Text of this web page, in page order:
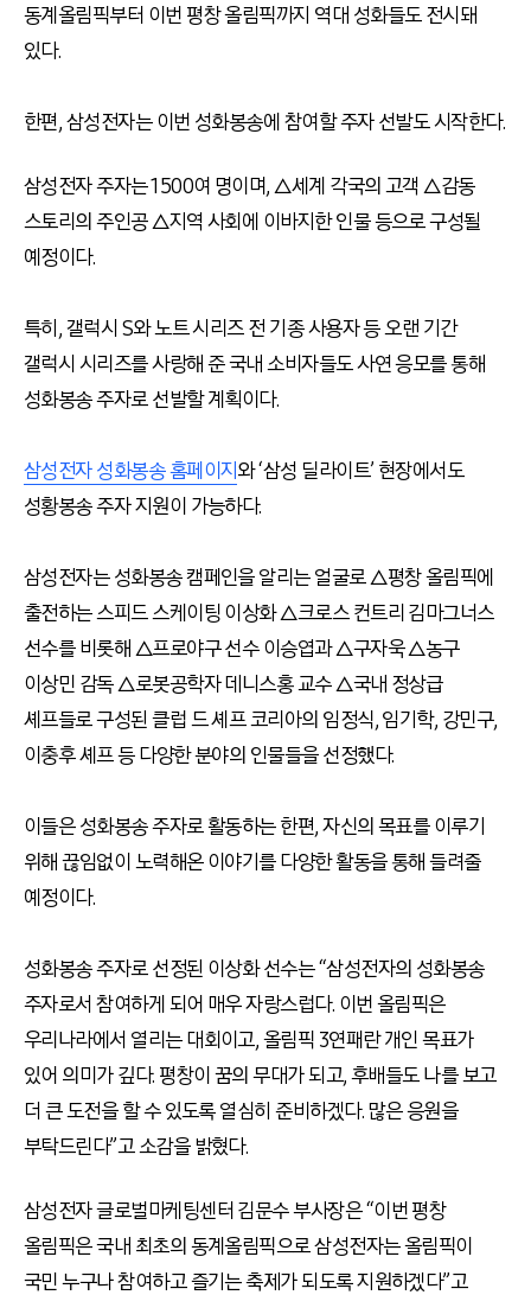
동계올림픽부터 이번 평창 올림픽까지 역대 성화들도 전시돼
있다.
한편, 삼성전자는 이번 성화봉송에 참여할 주자 선발도 시작한다.
삼성전자 주자는 1500여 명이며, △세계 각국의 고객 △감동
스토리의 주인공 △지역 사회에 이바지한 인물 등으로 구성될
예정이다.
특히, 갤럭시 S와 노트 시리즈 전 기종 사용자 등 오랜 기간
갤럭시 시리즈를 사랑해 준 국내 소비자들도 사연 응모를 통해
성화봉송 주자로 선발할 계획이다.
삼성전자 성화봉송 홈페이지 와 ‘삼성 딜라이트’ 현장에서도
성황봉송 주자 지원이 가능하다.
삼성전자는 성화봉송 캠페인을 알리는 얼굴로 △평창 올림픽에
출전하는 스피드 스케이팅 이상화 △크로스 컨트리 김마그너스
선수를 비롯해 △프로야구 선수 이승엽과 △구자욱 △농구
이상민 감독 △로봇공학자 데니스홍 교수 △국내 정상급
셰프들로 구성된 클럽 드 셰프 코리아의 임정식, 임기학, 강민구,
이충후 셰프 등 다양한 분야의 인물들을 선정했다.
이들은 성화봉송 주자로 활동하는 한편, 자신의 목표를 이루기
위해 끊임없이 노력해온 이야기를 다양한 활동을 통해 들려줄
예정이다.
성화봉송 주자로 선정된 이상화 선수는 “삼성전자의 성화봉송
주자로서 참여하게 되어 매우 자랑스럽다. 이번 올림픽은
우리나라에서 열리는 대회이고, 올림픽 3연패란 개인 목표가
있어 의미가 깊다. 평창이 꿈의 무대가 되고, 후배들도 나를 보고
더 큰 도전을 할 수 있도록 열심히 준비하겠다. 많은 응원을
부탁드린다”고 소감을 밝혔다.
삼성전자 글로벌마케팅센터 김문수 부사장은 “이번 평창
올림픽은 국내 최초의 동계올림픽으로 삼성전자는 올림픽이
국민 누구나 참여하고 즐기는 축제가 되도록 지원하겠다”고